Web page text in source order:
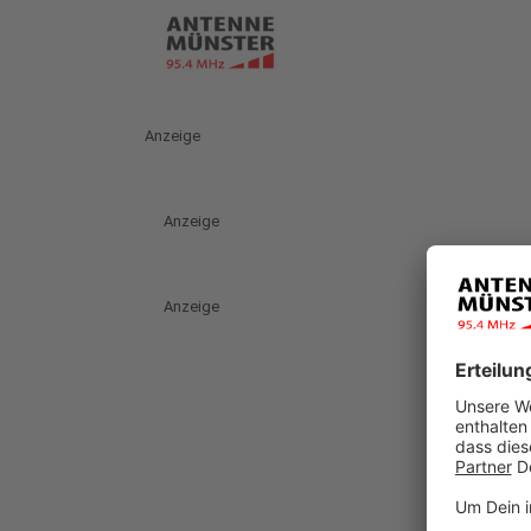
Anzeige
Anzeige
Anzeige